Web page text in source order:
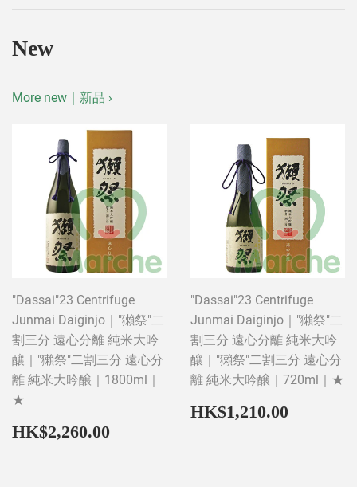
New
More new｜新品 ›
"Dassai"23 Centrifuge
Junmai Daiginjo｜"獺祭"二
割三分 遠心分離 純米大吟
釀｜"獺祭"二割三分 遠心分
離 純米大吟醸｜1800ml｜
★
Regular
price
HK$2,260.00
"Dassai"23 Centrifuge
Junmai Daiginjo｜"獺祭"二
割三分 遠心分離 純米大吟
釀｜"獺祭"二割三分 遠心分
離 純米大吟醸｜720ml｜★
Regular
price
HK$1,210.00